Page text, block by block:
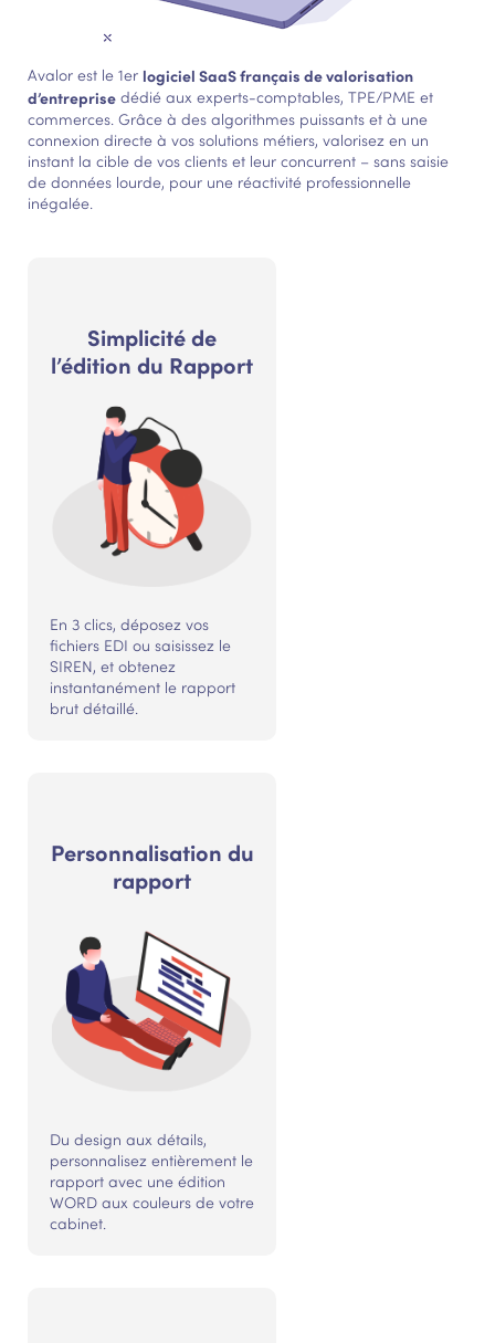
Avalor est le 1er logiciel SaaS français de valorisation
d’entreprise dédié aux experts-comptables, TPE/PME et
commerces. Grâce à des algorithmes puissants et à une
connexion directe à vos solutions métiers, valorisez en un
instant la cible de vos clients et leur concurrent – sans saisie
de données lourde, pour une réactivité professionnelle
inégalée.
Simplicité de
l’édition du Rapport
En 3 clics, déposez vos
fichiers EDI ou saisissez le
SIREN, et obtenez
instantanément le rapport
brut détaillé.
Personnalisation du
rapport
Du design aux détails,
personnalisez entièrement le
rapport avec une édition
WORD aux couleurs de votre
cabinet.